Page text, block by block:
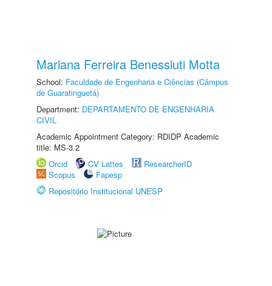
Mariana Ferreira Benessiuti Motta
School: Faculdade de Engenharia e Ciências (Câmpus
de Guaratinguetá)
Department: DEPARTAMENTO DE ENGENHARIA
CIVIL
Academic Appointment Category: RDIDP Academic
title: MS-3.2
Orcid
CV Lattes
ResearcherID
Scopus
Fapesp
Repositório Institucional UNESP